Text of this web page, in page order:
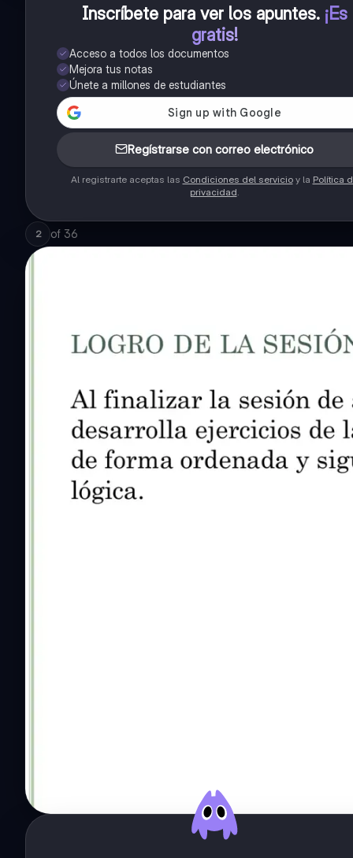
Inscríbete para ver los apuntes. ¡Es
gratis!
Acceso a todos los documentos
Mejora tus notas
Únete a millones de estudiantes
Regístrarse con correo electrónico
Al registrarte aceptas las Condiciones del servicioy la Política
privacidad.
2 of 36